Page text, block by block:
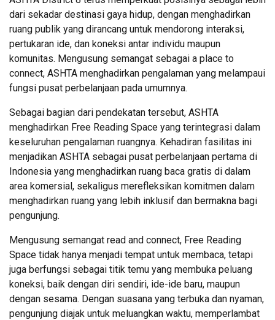
dari sekadar destinasi gaya hidup, dengan menghadirkan
ruang publik yang dirancang untuk mendorong interaksi,
pertukaran ide, dan koneksi antar individu maupun
komunitas. Mengusung semangat sebagai a place to
connect, ASHTA menghadirkan pengalaman yang melampaui
fungsi pusat perbelanjaan pada umumnya.
Sebagai bagian dari pendekatan tersebut, ASHTA
menghadirkan Free Reading Space yang terintegrasi dalam
keseluruhan pengalaman ruangnya. Kehadiran fasilitas ini
menjadikan ASHTA sebagai pusat perbelanjaan pertama di
Indonesia yang menghadirkan ruang baca gratis di dalam
area komersial, sekaligus merefleksikan komitmen dalam
menghadirkan ruang yang lebih inklusif dan bermakna bagi
pengunjung.
Mengusung semangat read and connect, Free Reading
Space tidak hanya menjadi tempat untuk membaca, tetapi
juga berfungsi sebagai titik temu yang membuka peluang
koneksi, baik dengan diri sendiri, ide-ide baru, maupun
dengan sesama. Dengan suasana yang terbuka dan nyaman,
pengunjung diajak untuk meluangkan waktu, memperlambat